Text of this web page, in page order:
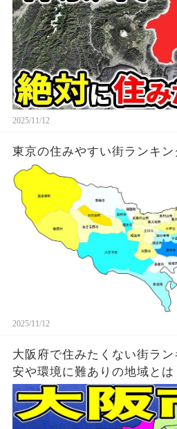
2025/11/12
東京の住みやすい街ランキン
2025/11/12
大阪府で住みたくない街ラ
安や環境に難ありの地域とは